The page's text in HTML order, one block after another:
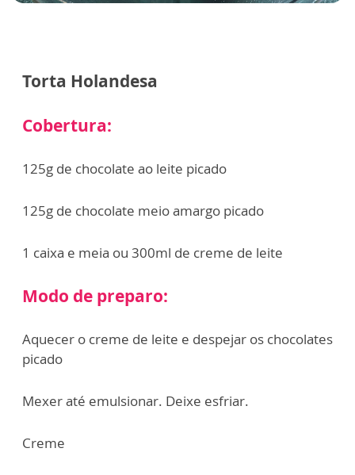
Torta Holandesa
Cobertura:
125g de chocolate ao leite picado
125g de chocolate meio amargo picado
1 caixa e meia ou 300ml de creme de leite
Modo de preparo:
Aquecer o creme de leite e despejar os chocolates
picado
Mexer até emulsionar. Deixe esfriar.
Creme